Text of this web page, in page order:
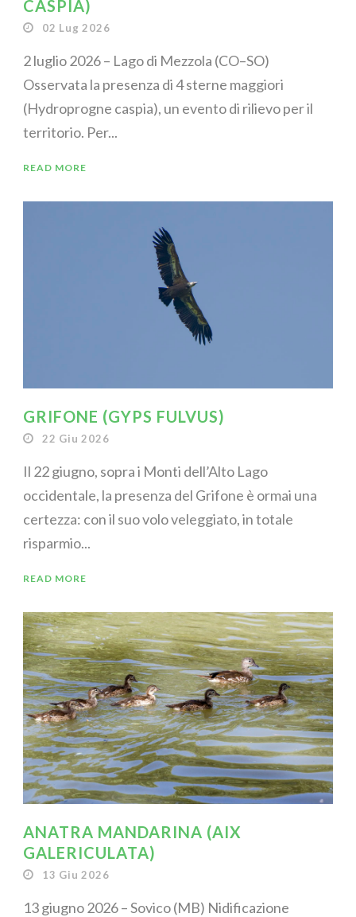
CASPIA)
02 Lug 2026
2 luglio 2026 – Lago di Mezzola (CO–SO)
Osservata la presenza di 4 sterne maggiori
(Hydroprogne caspia), un evento di rilievo per il
territorio. Per...
READ MORE
GRIFONE (GYPS FULVUS)
22 Giu 2026
Il 22 giugno, sopra i Monti dell’Alto Lago
occidentale, la presenza del Grifone è ormai una
certezza: con il suo volo veleggiato, in totale
risparmio...
READ MORE
ANATRA MANDARINA (AIX
GALERICULATA)
13 Giu 2026
13 giugno 2026 – Sovico (MB) Nidificazione